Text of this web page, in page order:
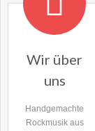
Wir über
uns
Handgemachte
Rockmusik aus